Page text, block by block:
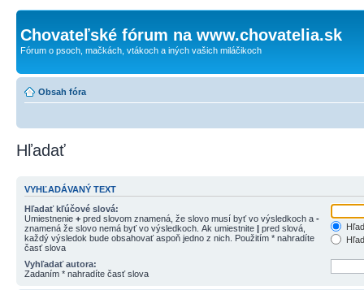
Chovateľské fórum na www.chovatelia.sk
Fórum o psoch, mačkách, vtákoch a iných vašich miláčikoch
Obsah fóra
Hľadať
VYHĽADÁVANÝ TEXT
Hľadať kľúčové slová:
Umiestnenie + pred slovom znamená, že slovo musí byť vo výsledkoch a -
znamená že slovo nemá byť vo výsledkoch. Ak umiestnite | pred slová,
každý výsledok bude obsahovať aspoň jedno z nich. Použitím * nahradíte
časť slova
Vyhľadať autora:
Zadaním * nahradíte časť slova